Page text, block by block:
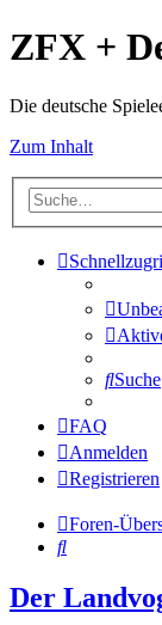
ZFX +
Die deutsche
Zum Inhalt
Suche
FAQ
Anmelden
Registrieren
Foren-
Suche
Der